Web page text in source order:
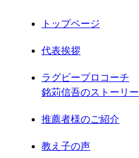
2021年5月
2021年4月
2021年3月
2021年2月
2021年1月
2020年12月
トップページ
代表挨拶
ラグビープロコーチ
銘苅信吾のストーリー
推薦者様のご紹介
教え子の声